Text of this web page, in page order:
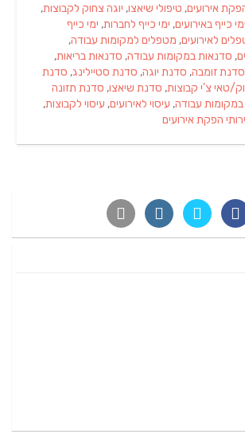
אירועים, טיפולי שיאצו, יוגה צחוק לקבוצות,
ימי כייף באירועים, ימי כייף לחברות, ימי כייף
לאירועים, מטפלים למקומות עבודה,
, סדנאות במקומות עבודה, סדנאות בריאות,
סדנת זומבה, סדנת יוגה, סדנת סטיילינג, סדנת
טאי צ'י קבוצות, סדנת שיאצו, סדנת תזונה
במקומות עבודה, עיסוי לאירועים, עיסוי לקבוצות,
הפקת אירועים